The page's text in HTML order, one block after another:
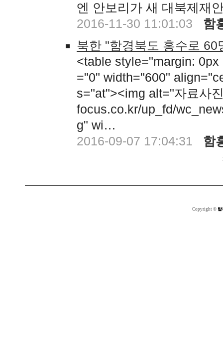
엔 안보리가 새 대북제재
2016-11-30 11:01:03
함
북한 "함경북도 홍수로 60
<table style="margin:
="0" width="600"
s="at"><img alt="자료사
focus.co.kr/up_fd/
g" wi…
2016-09-07 17:04:31
함
Copyright ©